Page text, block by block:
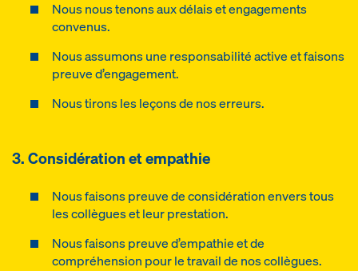
Nous nous tenons aux délais et engagements
convenus.
Nous assumons une responsabilité active et faisons
preuve d’engagement.
Nous tirons les leçons de nos erreurs.
3. Considération et empathie
Nous faisons preuve de considération envers tous
les collègues et leur prestation.
Nous faisons preuve d’empathie et de
compréhension pour le travail de nos collègues.